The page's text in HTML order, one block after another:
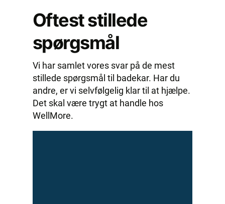
Oftest stillede
spørgsmål
Vi har samlet vores svar på de mest
stillede spørgsmål til badekar. Har du
andre, er vi selvfølgelig klar til at hjælpe.
Det skal være trygt at handle hos
WellMore.